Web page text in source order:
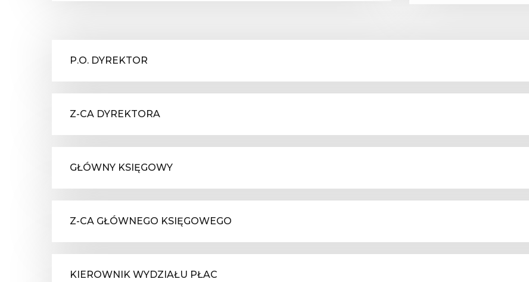
P.O. DYREKTOR
Z-CA DYREKTORA
GŁÓWNY KSIĘGOWY
Z-CA GŁÓWNEGO KSIĘGOWEGO
KIEROWNIK WYDZIAŁU PŁAC